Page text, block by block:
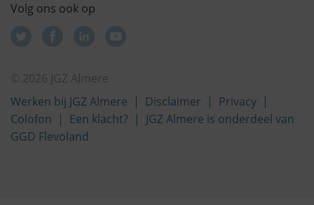
Volg ons ook op
© 2026 JGZ Almere
Werken bij JGZ Almere
Disclaimer
Privacy
Colofon
Een klacht?
JGZ Almere is onderdeel van
GGD Flevoland